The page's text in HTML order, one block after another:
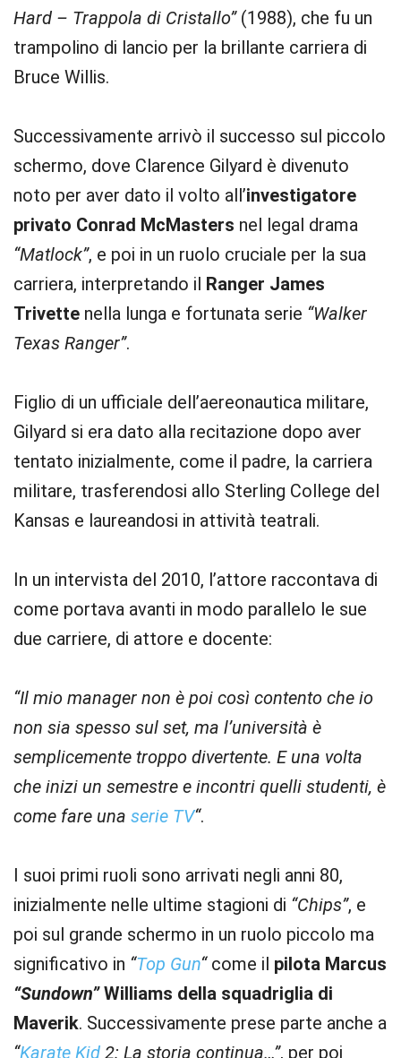
Hard – Trappola di Cristallo”(1988), che fu un
trampolino di lancio per la brillante carriera di
Bruce Willis.
Successivamente arrivò il successo sul piccolo
schermo, dove Clarence Gilyard è divenuto
noto per aver dato il volto all’investigatore
privato Conrad McMasters nel legal drama
“Matlock”, e poi in un ruolo cruciale per la sua
carriera, interpretando il Ranger James
Trivette nella lunga e fortunata serie “Walker
Texas Ranger”.
Figlio di un ufficiale dell’aereonautica militare,
Gilyard si era dato alla recitazione dopo aver
tentato inizialmente, come il padre, la carriera
militare, trasferendosi allo Sterling College del
Kansas e laureandosi in attività teatrali.
In un intervista del 2010, l’attore raccontava di
come portava avanti in modo parallelo le sue
due carriere, di attore e docente:
“Il mio manager non è poi così contento che io
non sia spesso sul set, ma l’università è
semplicemente troppo divertente. E una volta
che inizi un semestre e incontri quelli studenti, è
come fare una serie TV“.
I suoi primi ruoli sono arrivati negli anni 80,
inizialmente nelle ultime stagioni di “Chips”, e
poi sul grande schermo in un ruolo piccolo ma
significativo in “Top Gun“come il pilota Marcus
“Sundown”Williams della squadriglia di
Maverik. Successivamente prese parte anche a
“Karate Kid 2: La storia continua…”, per poi